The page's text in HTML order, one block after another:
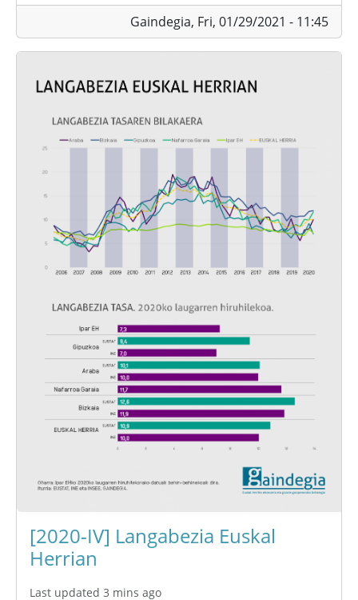
Gaindegia, Fri, 01/29/2021 - 11:45
[2020-IV] Langabezia Euskal
Herrian
Last updated 3 mins ago